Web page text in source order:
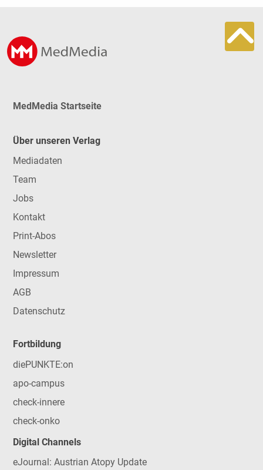
MedMedia Startseite
Über unseren Verlag
Mediadaten
Team
Jobs
Kontakt
Print-Abos
Newsletter
Impressum
AGB
Datenschutz
Fortbildung
diePUNKTE:on
apo-campus
check-innere
check-onko
Digital Channels
eJournal: Austrian Atopy Update